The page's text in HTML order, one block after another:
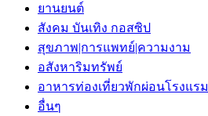
ยานยนต์
สังคม บันเทิง กอสซิป
สุขภาพ|การแพทย์|ความงาม
อสังหาริมทรัพย์
อาหารท่องเที่ยวพักผ่อนโรงแรม
อื่นๆ